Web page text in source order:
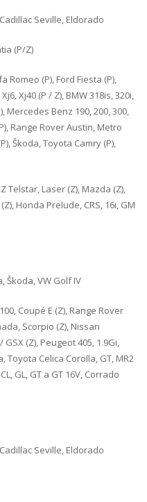
Seville, Eldorado
(P/Z)
Romeo (P), Ford Fiesta (P),
Xj40 (P / Z), BMW 318is, 320i,
Mercedes Benz 190, 200, 300,
Range Rover Austin, Metro
Škoda, Toyota Camry (P),
Telstar, Laser (Z), Mazda (Z),
Honda Prelude, CRS, 16i, GM
Škoda, VW Golf IV
Coupé E (Z), Range Rover
Scorpio (Z), Nissan
(Z), Peugeot 405, 1.9Gi,
Toyota Celica Corolla, GT, MR2
GL, GT a GT 16V, Corrado
Seville, Eldorado